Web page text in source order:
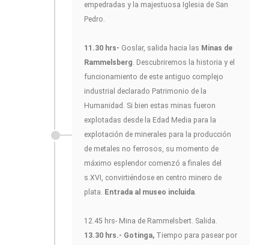
empedradas y la majestuosa Iglesia de San
Pedro.
11.30 hrs- Goslar, salida hacia las Minas de
Rammelsberg. Descubriremos la historia y el
funcionamiento de este antiguo complejo
industrial declarado Patrimonio de la
Humanidad. Si bien estas minas fueron
explotadas desde la Edad Media para la
explotación de minerales para la producción
de metales no ferrosos, su momento de
máximo esplendor comenzó a finales del
s.XVI, convirtiéndose en centro minero de
plata. Entrada al museo incluida.
12.45 hrs- Mina de Rammelsbert. Salida.
13.30 hrs.- Gotinga, Tiempo para pasear por